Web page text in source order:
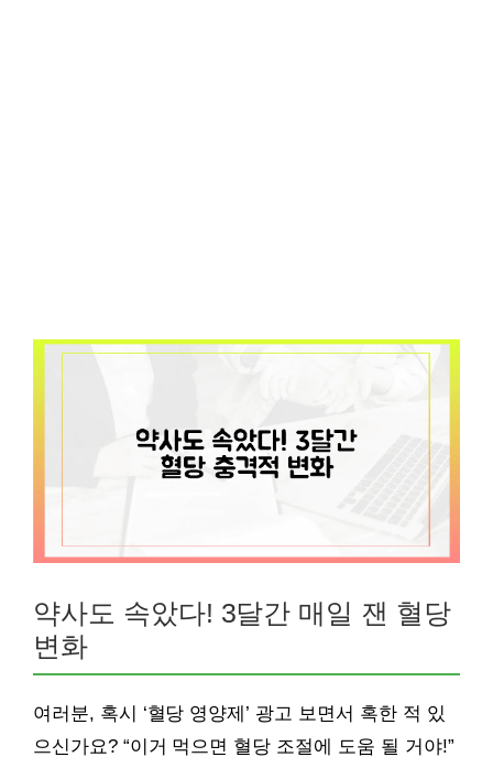
약사도 속았다! 3달간 매일 잰 혈당
변화
여러분, 혹시 ‘혈당 영양제’ 광고 보면서 혹한 적 있
으신가요? “이거 먹으면 혈당 조절에 도움 될 거야!”